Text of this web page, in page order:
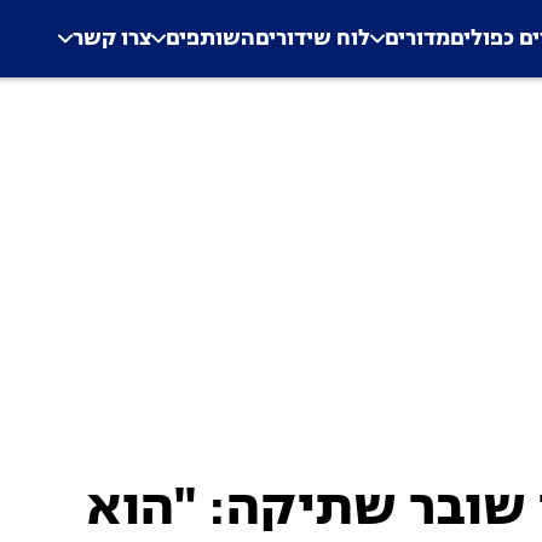
Application error: a
. כפוליםמדורים לוח שידוריםהשותפים צרו קשר
שובר שתיקה: "הוא